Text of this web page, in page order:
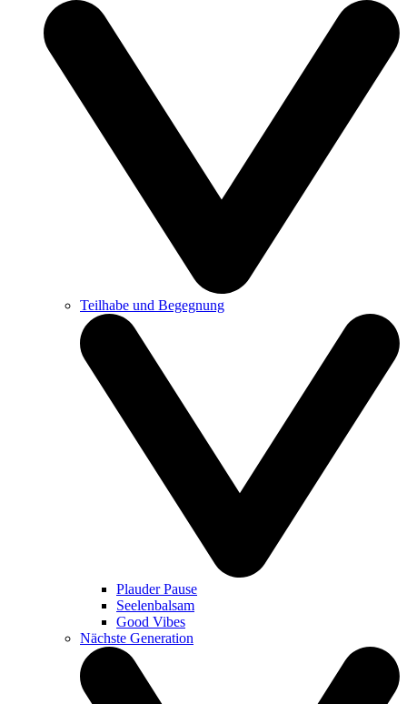
Teilhabe und Begegnung
Plauder Pause
Seelenbalsam
Good Vibes
Nächste Generation